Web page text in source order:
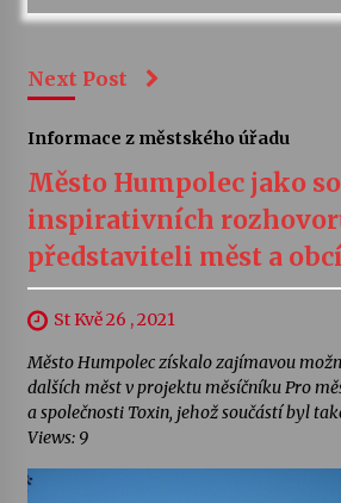
Next Post
Informace z městského úřadu
Město Humpolec jako
inspirativních
představiteli měst a
St Kvě 26 , 2021
Město Humpolec získalo zajímavou
dalších měst v projektu měsíčníku Pro
a společnosti Toxin, jehož součástí byl
Views: 9